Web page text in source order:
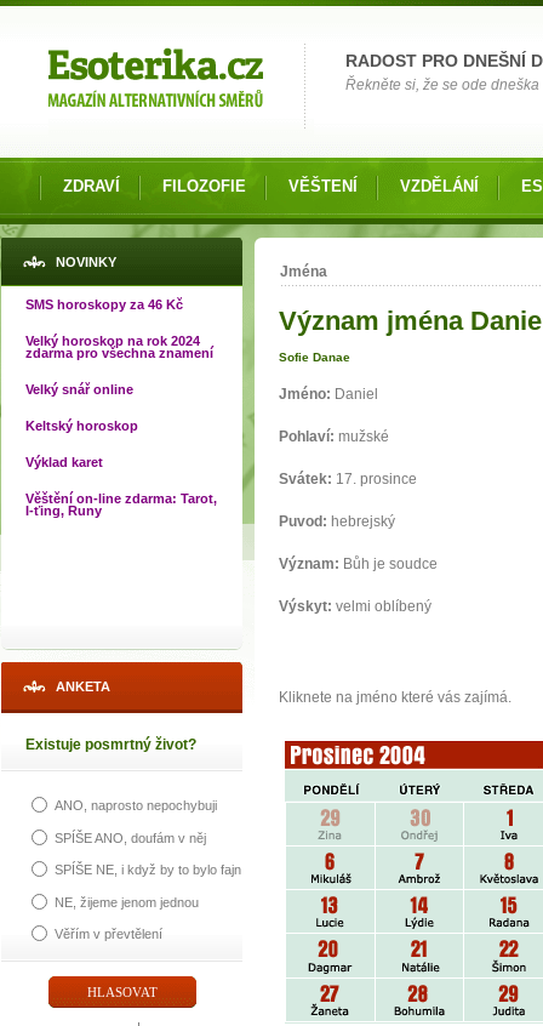
RADOST PRO DNEŠNÍ
Řekněte si, že se ode
ZDRAVÍ FILOZOFIE VĚŠTENÍ VZDĚLÁNÍ
NOVINKY
SMS horoskopy za 46 Kč
Velký horoskop na rok 2024
zdarma pro všechna znamení
Velký snář online
Keltský horoskop
Výklad karet
Věštění on-line zdarma: Tarot,
I-ťing, Runy
ANKETA
Existuje posmrtný život?
ANO, naprosto nepochybuji
SPÍŠE ANO, doufám v něj
SPÍŠE NE, i když by to bylo fajn
NE, žijeme jenom jednou
Věřím v převtělení
Jste zde
Jména
Význam jména
Sofie Danae
Jméno: Daniel
Pohlaví: mužské
Svátek: 17. prosince
Puvod: hebrejský
Význam: Bůh je soudce
Výskyt: velmi oblíbený
Kliknete na jméno které vás zajímá.